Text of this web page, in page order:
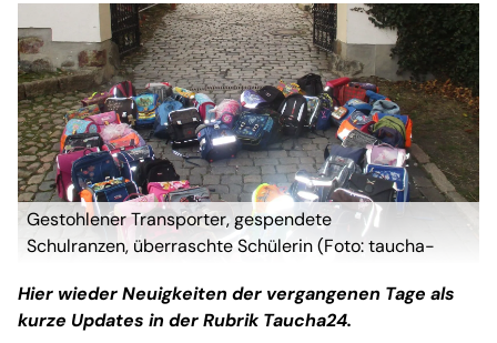
Gestohlener Transporter, gespendete
Schulranzen, überraschte Schülerin (Foto: taucha-
Hier wieder Neuigkeiten der vergangenen Tage als
kurze Updates in der Rubrik Taucha24.